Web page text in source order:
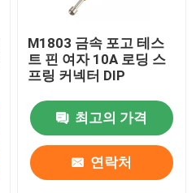
M1803 금속 포고 테스
트 핀 여자 10A 로딩 스
프링 커넥터 DIP
최고의 가격
연락처